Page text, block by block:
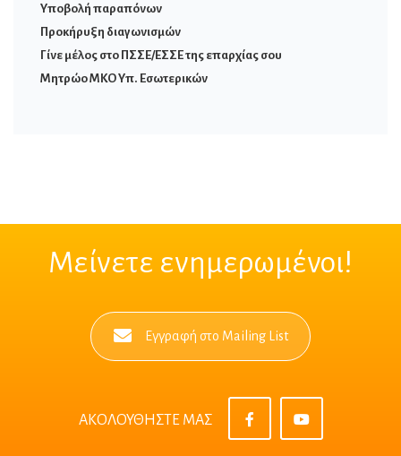
Υποβολή παραπόνων
Προκήρυξη διαγωνισμών
Γίνε μέλος στο ΠΣΣΕ/ΕΣΣΕ της επαρχίας σου
Μητρώο ΜΚΟ Υπ. Εσωτερικών
Μείνετε ενημερωμένοι!
Εγγραφή στο Mailing List
ΑΚΟΛΟΥΘΗΣΤΕ ΜΑΣ